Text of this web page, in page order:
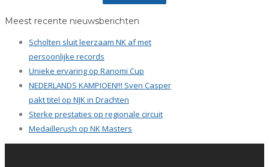
Meest recente nieuwsberichten
Scholten sluit leerzaam NK af met
persoonlijke records
Unieke ervaring op Ranomi Cup
NEDERLANDS KAMPIOEN!!! Sven Casper
pakt titel op NJK in Drachten
Sterke prestaties op regionale circuit
Medaillerush op NK Masters